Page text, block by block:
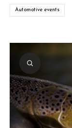
Automotive events